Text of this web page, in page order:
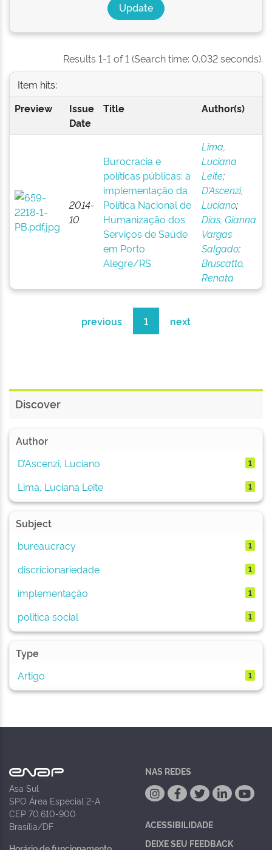
Results 1-1 of 1 (Search time: 0.032 seconds).
Item hits:
Preview
Issue
Date
Title Author(s)
2014-
10
Burocracia e
políticas públicas: a
implementação da
Política Nacional de
Humanização dos
Serviços de Saúde
em Porto
Alegre/RS
Lima,
Luciana
Leite;
D’Ascenzi,
Luciano;
Dias, Gianna
Vargas
Salgado;
Bruscatto,
Renata
previous 1 next
Discover
Author
D’Ascenzi, Luciano
1
Lima, Luciana Leite 1
Subject
bureaucracy
1
discricionariedade 1
implementação 1
política social 1
Type
Artigo
1
Asa Sul
SPO Área Especial 2-A
CEP 70.610-900
Brasília/DF
NAS REDES
ACESSIBILIDADE
DEIXE SEU FEEDBACK